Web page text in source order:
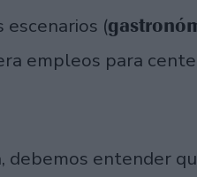
escenarios (
empleos para
debemos entender